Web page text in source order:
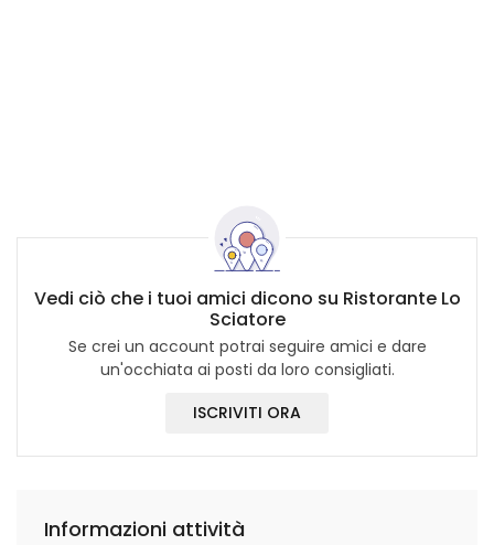
Vedi ciò che i tuoi amici dicono su Ristorante Lo
Sciatore
Se crei un account potrai seguire amici e dare
un'occhiata ai posti da loro consigliati.
ISCRIVITI ORA
Informazioni attività